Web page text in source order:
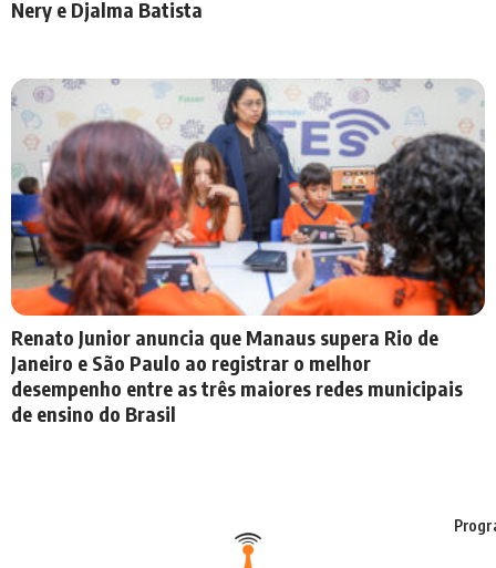
Nery e Djalma Batista
Renato Junior anuncia que Manaus supera Rio de
Janeiro e São Paulo ao registrar o melhor
desempenho entre as três maiores redes municipais
de ensino do Brasil